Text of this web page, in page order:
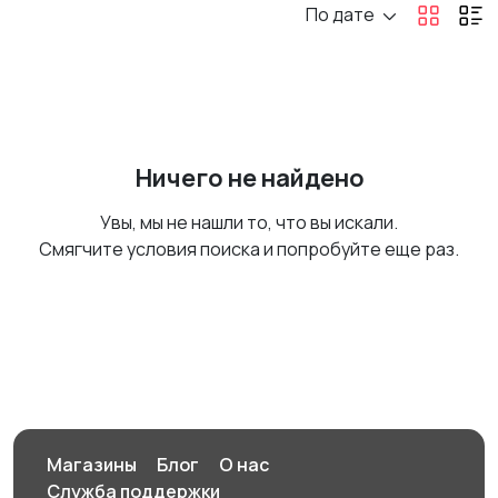
По дате
Ничего не найдено
Увы, мы не нашли то, что вы искали.
Смягчите условия поиска и попробуйте еще раз.
Магазины Блог
О нас
Служба поддержки